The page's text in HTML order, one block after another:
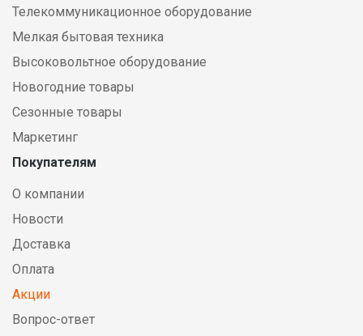
Телекоммуникационное оборудование
Мелкая бытовая техника
Высоковольтное оборудование
Новогодние товары
Сезонные товары
Маркетинг
Покупателям
О компании
Новости
Доставка
Оплата
Акции
Вопрос-ответ